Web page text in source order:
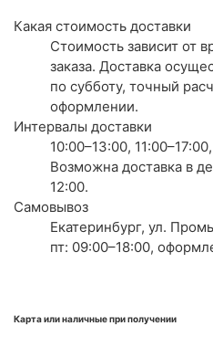
Какая стоимость доставки
Стоимость зависит от
заказа. Доставка
по субботу, точный
оформлении.
Интервалы доставки
10:00–13:00,
Возможна доставка в
12:00.
Самовывоз
Екатеринбург, ул.
пт: 09:00–18:00,
Карта или наличные при получении